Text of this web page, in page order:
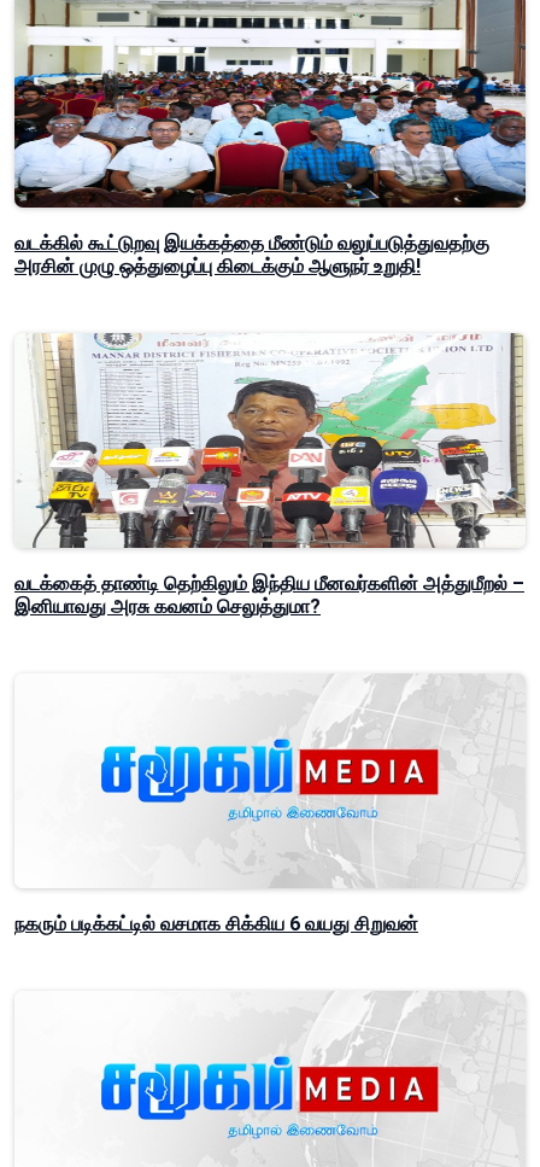
வடக்கில் கூட்டுறவு இயக்கத்தை மீண்டும் வலுப்படுத்துவதற்கு
அரசின் முழு ஒத்துழைப்பு கிடைக்கும் ஆளுநர் உறுதி!
வடக்கைத் தாண்டி தெற்கிலும் இந்திய மீனவர்களின் அத்துமீறல் –
இனியாவது அரசு கவனம் செலுத்துமா?
நகரும் படிக்கட்டில் வசமாக சிக்கிய 6 வயது சிறுவன்